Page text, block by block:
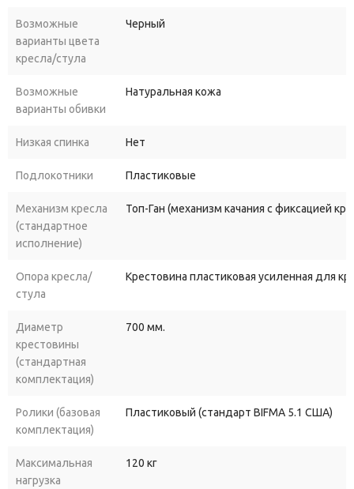
Возможные
варианты цвета
кресла/стула
Черный
Возможные
варианты обивки
Натуральная кожа
Низкая спинка Нет
Подлокотники Пластиковые
Механизм кресла
(стандартное
исполнение)
Топ-Ган (механизм качания с фиксацией
Опора кресла/
стула
Крестовина пластиковая усиленная для
Диаметр
крестовины
(стандартная
комплектация)
700 мм.
Ролики (базовая
комплектация)
Пластиковый (стандарт BIFMA 5.1 США)
Максимальная
нагрузка
120 кг